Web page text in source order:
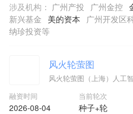
涉及机构： 广州产投 广州金控
新兴基金
美的资本
广州开发区
纳珍投资等
风火轮萤图
风火轮萤图（上海）人工
融资时间
2026-08-04
当前轮次
种子+轮